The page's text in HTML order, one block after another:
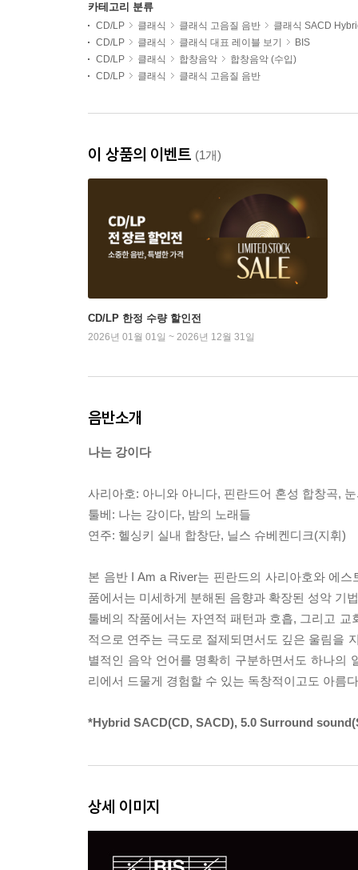
카테고리 분류
CD/LP 클래식 클래식 고음질 음반
클래식 SACD
CD/LP
클래식 클래식 대표 레이블 보기
BIS
CD/LP
클래식 합창음악
합창음악 (수입)
CD/LP
클래식 클래식 고음질 음반
이 상품의 이벤트 (1개)
CD/LP 한정 수량 할인전
2026년 01월 01일 ~ 2026년 12월 31일
음반소개
나는 강이다
사리아호: 아니와 아니다, 핀란드어 혼성 합창곡,
툴베: 나는 강이다, 밤의 노래들
연주: 헬싱키 실내 합창단, 닐스 슈베켄디크(지휘)
본 음반 I Am a River는 핀란드의 사리아호와 에
품에서는 미세하게 분해된 음향과 확장된 성악 기
툴베의 작품에서는 자연적 패턴과 호흡, 그리고
적으로 연주는 극도로 절제되면서도 깊은 울림을
별적인 음악 언어를 명확히 구분하면서도 하나의
리에서 드물게 경험할 수 있는 독창적이고도 아름
*Hybrid SACD(CD, SACD), 5.0 Surround
상세 이미지